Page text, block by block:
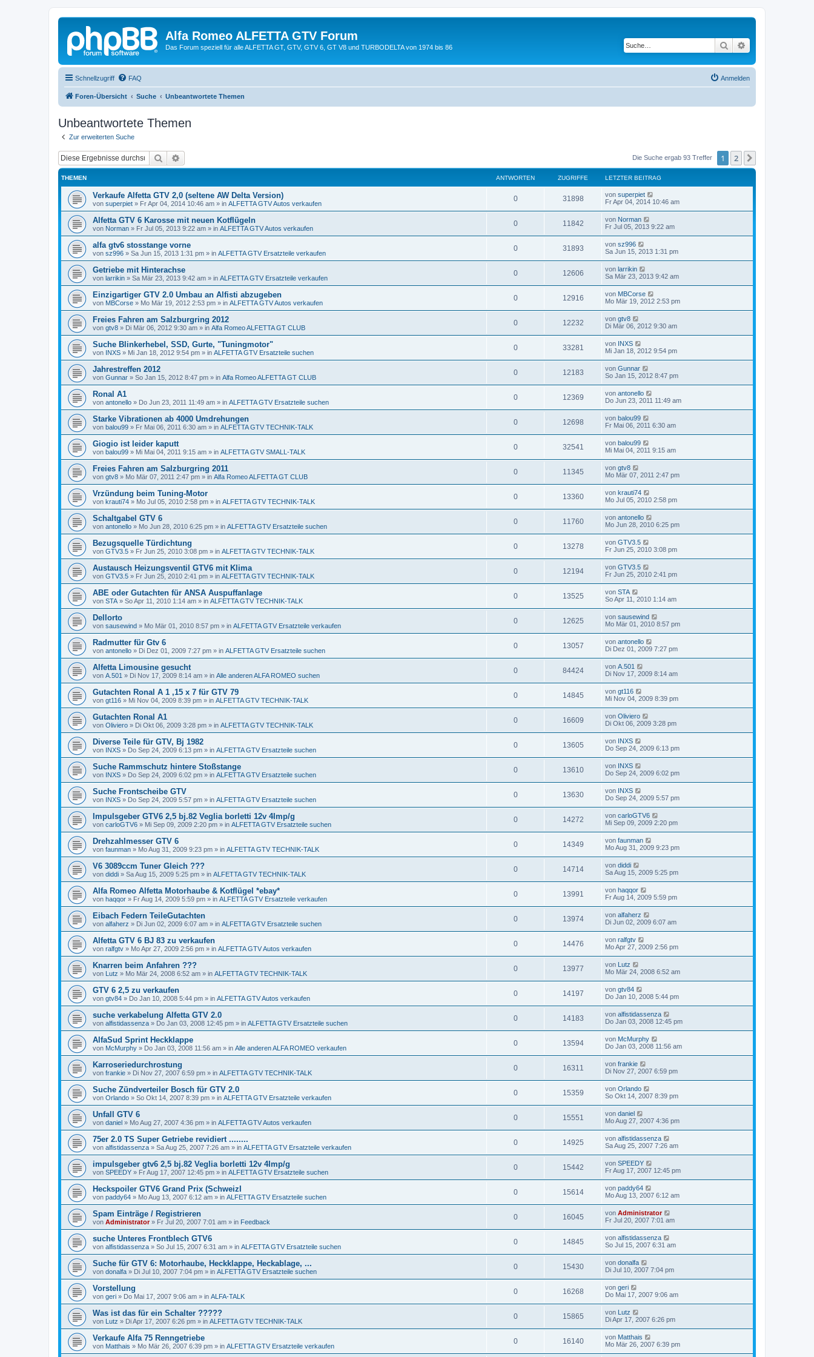
Alfa Romeo ALFETTA GTV Forum
Das Forum speziell für alle ALFETTA GT, GTV, GTV 6, GT V8 und TURBODELTA von 1974 bis 86 Suche
Schnellzugriff FAQ Anmelden
Foren-Übersicht Suche Unbeantwortete Themen
Unbeantwortete Themen
Zur erweiterten Suche
Suche Die Suche ergab 93 Treffer 1 2
THEMEN ANTWORTEN ZUGRIFFE LETZTER BEITRAG
Verkaufe Alfetta GTV 2,0 (seltene AW Delta Version)
von superpiet » Fr Apr 04, 2014 10:46 am » in ALFETTA GTV Autos verkaufen
0 31898 von superpiet
Fr Apr 04, 2014 10:46 am
Alfetta GTV 6 Karosse mit neuen Kotflügeln
von Norman » Fr Jul 05, 2013 9:22 am » in ALFETTA GTV Autos verkaufen
0 11842 von Norman
Fr Jul 05, 2013 9:22 am
alfa gtv6 stosstange vorne
von sz996 » Sa Jun 15, 2013 1:31 pm » in ALFETTA GTV Ersatzteile verkaufen
0 31893 von sz996
Sa Jun 15, 2013 1:31 pm
Getriebe mit Hinterachse
von larrikin » Sa Mär 23, 2013 9:42 am » in ALFETTA GTV Ersatzteile verkaufen
0 12606 von larrikin
Sa Mär 23, 2013 9:42 am
Einzigartiger GTV 2.0 Umbau an Alfisti abzugeben
von MBCorse » Mo Mär 19, 2012 2:53 pm » in ALFETTA GTV Autos verkaufen
0 12916 von MBCorse
Mo Mär 19, 2012 2:53 pm
Freies Fahren am Salzburgring 2012
von gtv8 » Di Mär 06, 2012 9:30 am » in Alfa Romeo ALFETTA GT CLUB
0 12232 von gtv8
Di Mär 06, 2012 9:30 am
Suche Blinkerhebel, SSD, Gurte, "Tuningmotor"
von INXS » Mi Jan 18, 2012 9:54 pm » in ALFETTA GTV Ersatzteile suchen
0 33281 von INXS
Mi Jan 18, 2012 9:54 pm
Jahrestreffen 2012
von Gunnar » So Jan 15, 2012 8:47 pm » in Alfa Romeo ALFETTA GT CLUB
0 12183 von Gunnar
So Jan 15, 2012 8:47 pm
Ronal A1
von antonello » Do Jun 23, 2011 11:49 am » in ALFETTA GTV Ersatzteile suchen
0 12369 von antonello
Do Jun 23, 2011 11:49 am
Starke Vibrationen ab 4000 Umdrehungen
von balou99 » Fr Mai 06, 2011 6:30 am » in ALFETTA GTV TECHNIK-TALK
0 12698 von balou99
Fr Mai 06, 2011 6:30 am
Giogio ist leider kaputt
von balou99 » Mi Mai 04, 2011 9:15 am » in ALFETTA GTV SMALL-TALK
0 32541 von balou99
Mi Mai 04, 2011 9:15 am
Freies Fahren am Salzburgring 2011
von gtv8 » Mo Mär 07, 2011 2:47 pm » in Alfa Romeo ALFETTA GT CLUB
0 11345 von gtv8
Mo Mär 07, 2011 2:47 pm
Vrzündung beim Tuning-Motor
von krauti74 » Mo Jul 05, 2010 2:58 pm » in ALFETTA GTV TECHNIK-TALK
0 13360 von krauti74
Mo Jul 05, 2010 2:58 pm
Schaltgabel GTV 6
von antonello » Mo Jun 28, 2010 6:25 pm » in ALFETTA GTV Ersatzteile suchen
0 11760 von antonello
Mo Jun 28, 2010 6:25 pm
Bezugsquelle Türdichtung
von GTV3.5 » Fr Jun 25, 2010 3:08 pm » in ALFETTA GTV TECHNIK-TALK
0 13278 von GTV3.5
Fr Jun 25, 2010 3:08 pm
Austausch Heizungsventil GTV6 mit Klima
von GTV3.5 » Fr Jun 25, 2010 2:41 pm » in ALFETTA GTV TECHNIK-TALK
0 12194 von GTV3.5
Fr Jun 25, 2010 2:41 pm
ABE oder Gutachten für ANSA Auspuffanlage
von STA » So Apr 11, 2010 1:14 am » in ALFETTA GTV TECHNIK-TALK
0 13525 von STA
So Apr 11, 2010 1:14 am
Dellorto
von sausewind » Mo Mär 01, 2010 8:57 pm » in ALFETTA GTV Ersatzteile verkaufen
0 12625 von sausewind
Mo Mär 01, 2010 8:57 pm
Radmutter für Gtv 6
von antonello » Di Dez 01, 2009 7:27 pm » in ALFETTA GTV Ersatzteile suchen
0 13057 von antonello
Di Dez 01, 2009 7:27 pm
Alfetta Limousine gesucht
von A.501 » Di Nov 17, 2009 8:14 am » in Alle anderen ALFA ROMEO suchen
0 84424 von A.501
Di Nov 17, 2009 8:14 am
Gutachten Ronal A 1 ,15 x 7 für GTV 79
von gt116 » Mi Nov 04, 2009 8:39 pm » in ALFETTA GTV TECHNIK-TALK
0 14845 von gt116
Mi Nov 04, 2009 8:39 pm
Gutachten Ronal A1
von Oliviero » Di Okt 06, 2009 3:28 pm » in ALFETTA GTV TECHNIK-TALK
0 16609 von Oliviero
Di Okt 06, 2009 3:28 pm
Diverse Teile für GTV, Bj 1982
von INXS » Do Sep 24, 2009 6:13 pm » in ALFETTA GTV Ersatzteile suchen
0 13605 von INXS
Do Sep 24, 2009 6:13 pm
Suche Rammschutz hintere Stoßstange
von INXS » Do Sep 24, 2009 6:02 pm » in ALFETTA GTV Ersatzteile suchen
0 13610 von INXS
Do Sep 24, 2009 6:02 pm
Suche Frontscheibe GTV
von INXS » Do Sep 24, 2009 5:57 pm » in ALFETTA GTV Ersatzteile suchen
0 13630 von INXS
Do Sep 24, 2009 5:57 pm
Impulsgeber GTV6 2,5 bj.82 Veglia borletti 12v 4Imp/g
von carloGTV6 » Mi Sep 09, 2009 2:20 pm » in ALFETTA GTV Ersatzteile suchen
0 14272 von carloGTV6
Mi Sep 09, 2009 2:20 pm
Drehzahlmesser GTV 6
von faunman » Mo Aug 31, 2009 9:23 pm » in ALFETTA GTV TECHNIK-TALK
0 14349 von faunman
Mo Aug 31, 2009 9:23 pm
V6 3089ccm Tuner Gleich ???
von diddi » Sa Aug 15, 2009 5:25 pm » in ALFETTA GTV TECHNIK-TALK
0 14714 von diddi
Sa Aug 15, 2009 5:25 pm
Alfa Romeo Alfetta Motorhaube & Kotflügel *ebay*
von haqqor » Fr Aug 14, 2009 5:59 pm » in ALFETTA GTV Ersatzteile verkaufen
0 13991 von haqqor
Fr Aug 14, 2009 5:59 pm
Eibach Federn TeileGutachten
von alfaherz » Di Jun 02, 2009 6:07 am » in ALFETTA GTV Ersatzteile suchen
0 13974 von alfaherz
Di Jun 02, 2009 6:07 am
Alfetta GTV 6 BJ 83 zu verkaufen
von ralfgtv » Mo Apr 27, 2009 2:56 pm » in ALFETTA GTV Autos verkaufen
0 14476 von ralfgtv
Mo Apr 27, 2009 2:56 pm
Knarren beim Anfahren ???
von Lutz » Mo Mär 24, 2008 6:52 am » in ALFETTA GTV TECHNIK-TALK
0 13977 von Lutz
Mo Mär 24, 2008 6:52 am
GTV 6 2,5 zu verkaufen
von gtv84 » Do Jan 10, 2008 5:44 pm » in ALFETTA GTV Autos verkaufen
0 14197 von gtv84
Do Jan 10, 2008 5:44 pm
suche verkabelung Alfetta GTV 2.0
von alfistidassenza » Do Jan 03, 2008 12:45 pm » in ALFETTA GTV Ersatzteile suchen
0 14183 von alfistidassenza
Do Jan 03, 2008 12:45 pm
AlfaSud Sprint Heckklappe
von McMurphy » Do Jan 03, 2008 11:56 am » in Alle anderen ALFA ROMEO verkaufen
0 13594 von McMurphy
Do Jan 03, 2008 11:56 am
Karroseriedurchrostung
von frankie » Di Nov 27, 2007 6:59 pm » in ALFETTA GTV TECHNIK-TALK
0 16311 von frankie
Di Nov 27, 2007 6:59 pm
Suche Zündverteiler Bosch für GTV 2.0
von Orlando » So Okt 14, 2007 8:39 pm » in ALFETTA GTV Ersatzteile verkaufen
0 15359 von Orlando
So Okt 14, 2007 8:39 pm
Unfall GTV 6
von daniel » Mo Aug 27, 2007 4:36 pm » in ALFETTA GTV Autos verkaufen
0 15551 von daniel
Mo Aug 27, 2007 4:36 pm
75er 2.0 TS Super Getriebe revidiert ........
von alfistidassenza » Sa Aug 25, 2007 7:26 am » in ALFETTA GTV Ersatzteile verkaufen
0 14925 von alfistidassenza
Sa Aug 25, 2007 7:26 am
impulsgeber gtv6 2,5 bj.82 Veglia borletti 12v 4Imp/g
von SPEEDY » Fr Aug 17, 2007 12:45 pm » in ALFETTA GTV Ersatzteile suchen
0 15442 von SPEEDY
Fr Aug 17, 2007 12:45 pm
Heckspoiler GTV6 Grand Prix (SchweizI
von paddy64 » Mo Aug 13, 2007 6:12 am » in ALFETTA GTV Ersatzteile suchen
0 15614 von paddy64
Mo Aug 13, 2007 6:12 am
Spam Einträge / Registrieren
von Administrator» Fr Jul 20, 2007 7:01 am » in Feedback
0 16045 von Administrator
Fr Jul 20, 2007 7:01 am
suche Unteres Frontblech GTV6
von alfistidassenza » So Jul 15, 2007 6:31 am » in ALFETTA GTV Ersatzteile suchen
0 14845 von alfistidassenza
So Jul 15, 2007 6:31 am
Suche für GTV 6: Motorhaube, Heckklappe, Heckablage, ...
von donalfa » Di Jul 10, 2007 7:04 pm » in ALFETTA GTV Ersatzteile suchen
0 15430 von donalfa
Di Jul 10, 2007 7:04 pm
Vorstellung
von geri » Do Mai 17, 2007 9:06 am » in ALFA-TALK
0 16268 von geri
Do Mai 17, 2007 9:06 am
Was ist das für ein Schalter ?????
von Lutz » Di Apr 17, 2007 6:26 pm » in ALFETTA GTV TECHNIK-TALK
0 15865 von Lutz
Di Apr 17, 2007 6:26 pm
Verkaufe Alfa 75 Renngetriebe
von Matthais » Mo Mär 26, 2007 6:39 pm » in ALFETTA GTV Ersatzteile verkaufen
0 16140 von Matthais
Mo Mär 26, 2007 6:39 pm